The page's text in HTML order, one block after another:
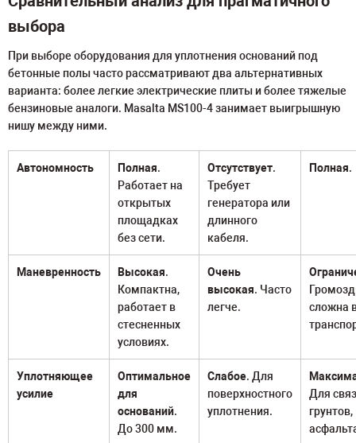
выбора
При выборе оборудования для уплотнения оснований под
бетонные полы часто рассматривают два альтернативных
варианта: более легкие электрические плиты и более тяжелые
бензиновые аналоги. Masalta MS100-4 занимает выигрышную
нишу между ними.
Автономность Полная.
Работает на
открытых
площадках
без сети.
Отсутствует.
Требует
генератора или
длинного
кабеля.
Полная.
Маневренность Высокая.
Компактна,
работает в
стесненных
условиях.
Очень
высокая. Часто
легче.
сложна
Уплотняющее
усилие
Оптимальное
для
оснований.
До 300 мм.
Слабое. Для
поверхностного
уплотнения.
Для
грунтов,